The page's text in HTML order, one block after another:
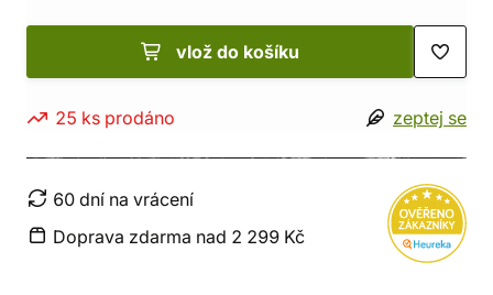
vlož do košíku
25 ks prodáno zeptej se
60 dní na vrácení
Doprava zdarma nad 2 299 Kč